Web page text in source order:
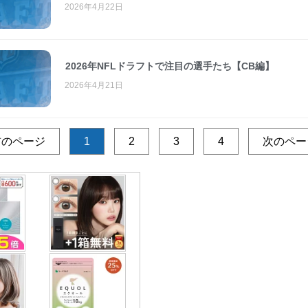
2026年4月22日
2026年NFLドラフトで注目の選手たち【CB編】
2026年4月21日
ページ 1 2 3 4 次のペ